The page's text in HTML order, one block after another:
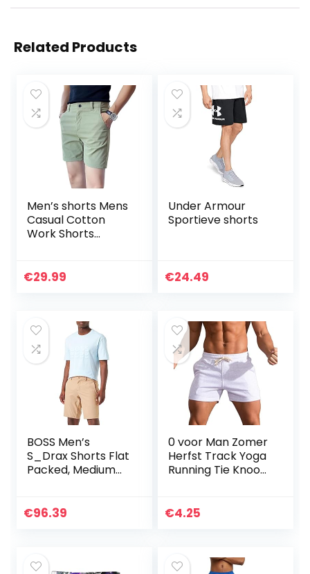
Related Products
Men’s shorts Mens
Casual Cotton
Work Shorts
Green,S
€29.99
Under Armour
Sportieve shorts
€24.49
BOSS Men’s
S_Drax Shorts Flat
Packed, Medium
€96.39
0 voor Man Zomer
Herfst Track Yoga
Running Tie Knoop
€4.25